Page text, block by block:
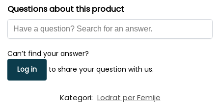
Questions about this product
Can’t find your answer?
Log in
to share your question with us.
Kategori: Lodrat për Fëmijë